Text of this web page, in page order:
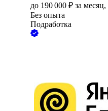
до 190 000 ₽ за месяц,
Без опыта
Подработка